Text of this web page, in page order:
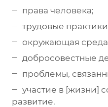
права человека;
трудовые
окружающая
добросовестные
проблемы,
участие в [жизни]
развитие.